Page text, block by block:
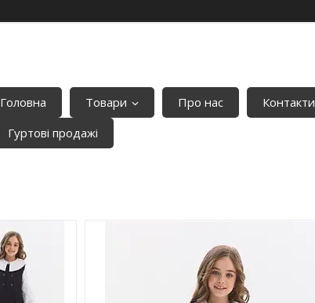
Головна Товари Про нас Контакти
Гуртові продажі